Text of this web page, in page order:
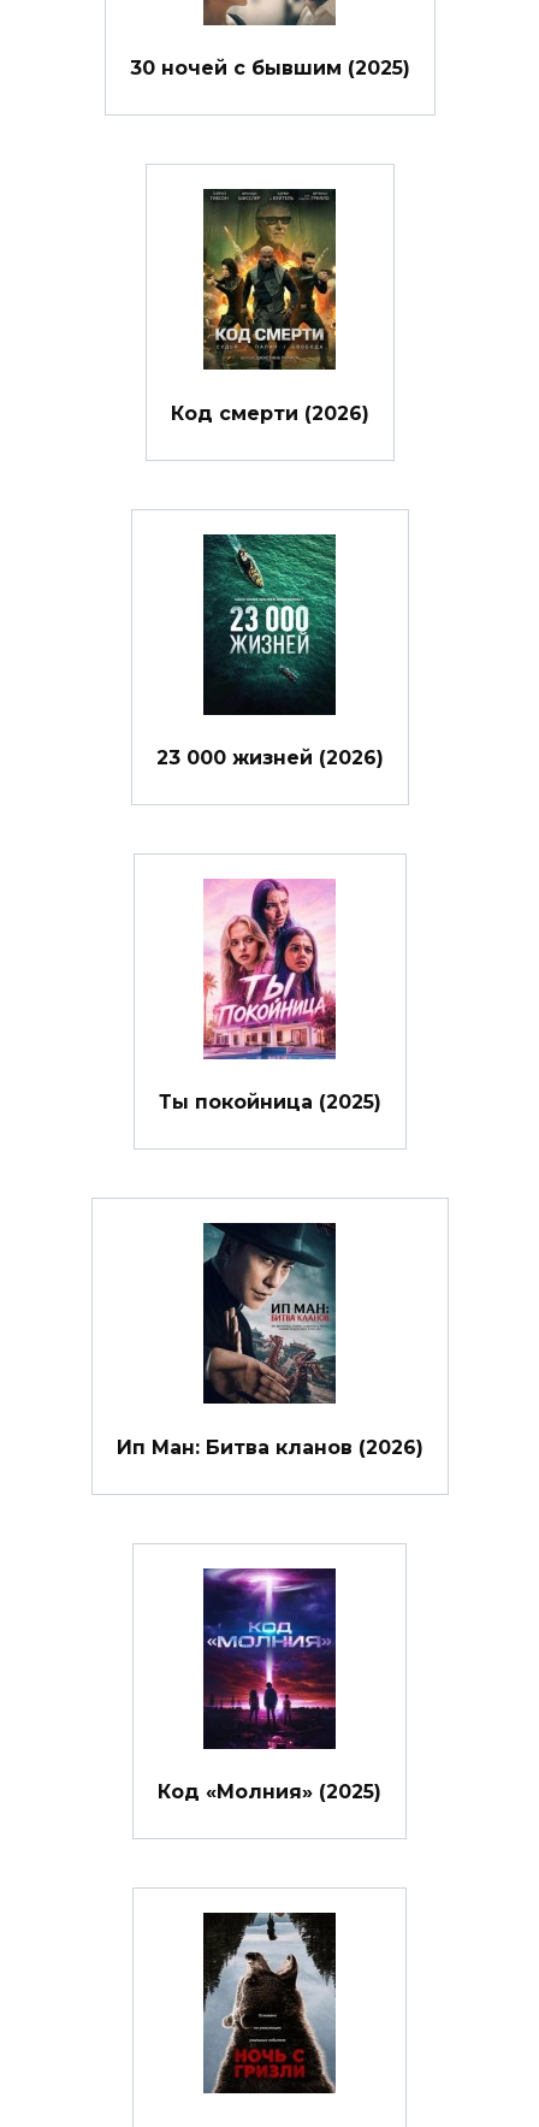
30 ночей с бывшим (2025)
Код смерти (2026)
23 000 жизней (2026)
Ты покойница (2025)
Ип Ман: Битва кланов (2026)
Код «Молния» (2025)